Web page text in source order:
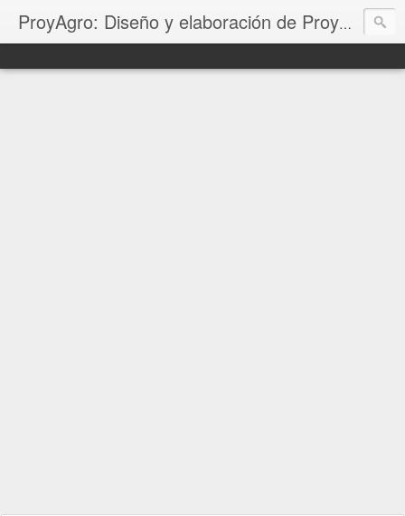
ProyAgro: Diseño y elaboración de Proyectos Productivos, Corridas Financieras, Planes de negocio